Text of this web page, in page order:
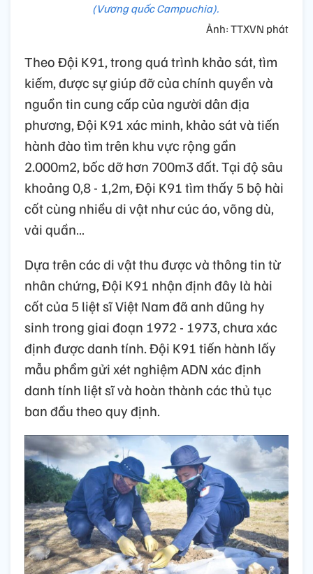
(Vương quốc Campuchia).
Ảnh: TTXVN phát
Theo Đội K91, trong quá trình khảo sát, tìm
kiếm, được sự giúp đỡ của chính quyền và
nguồn tin cung cấp của người dân địa
phương, Đội K91 xác minh, khảo sát và tiến
hành đào tìm trên khu vực rộng gần
2.000m2, bốc dỡ hơn 700m3 đất. Tại độ sâu
khoảng 0,8 - 1,2m, Đội K91 tìm thấy 5 bộ hài
cốt cùng nhiều di vật như cúc áo, võng dù,
vải quần…
Dựa trên các di vật thu được và thông tin từ
nhân chứng, Đội K91 nhận định đây là hài
cốt của 5 liệt sĩ Việt Nam đã anh dũng hy
sinh trong giai đoạn 1972 - 1973, chưa xác
định được danh tính. Đội K91 tiến hành lấy
mẫu phẩm gửi xét nghiệm ADN xác định
danh tính liệt sĩ và hoàn thành các thủ tục
ban đầu theo quy định.